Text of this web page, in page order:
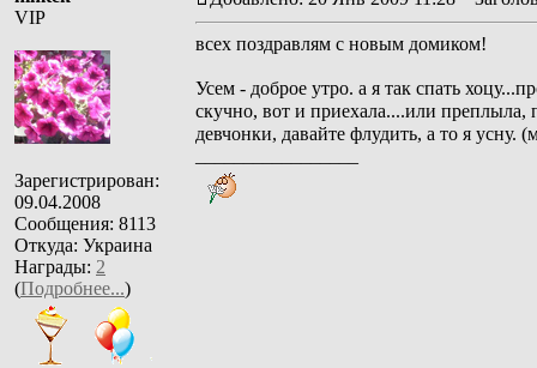
VIP
Зарегистрирован:
09.04.2008
Сообщения: 8113
Откуда: Украина
Награды: 2
(Подробнее...)
всех поздравлям с новым домиком!
Усем - доброе утро. а я так спать
скучно, вот и приехала....или преплыла,
девчонки, давайте флудить, а то я усну.